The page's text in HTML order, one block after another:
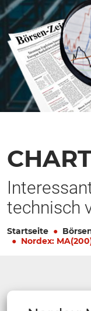
technisch
Startseite
Nordex: